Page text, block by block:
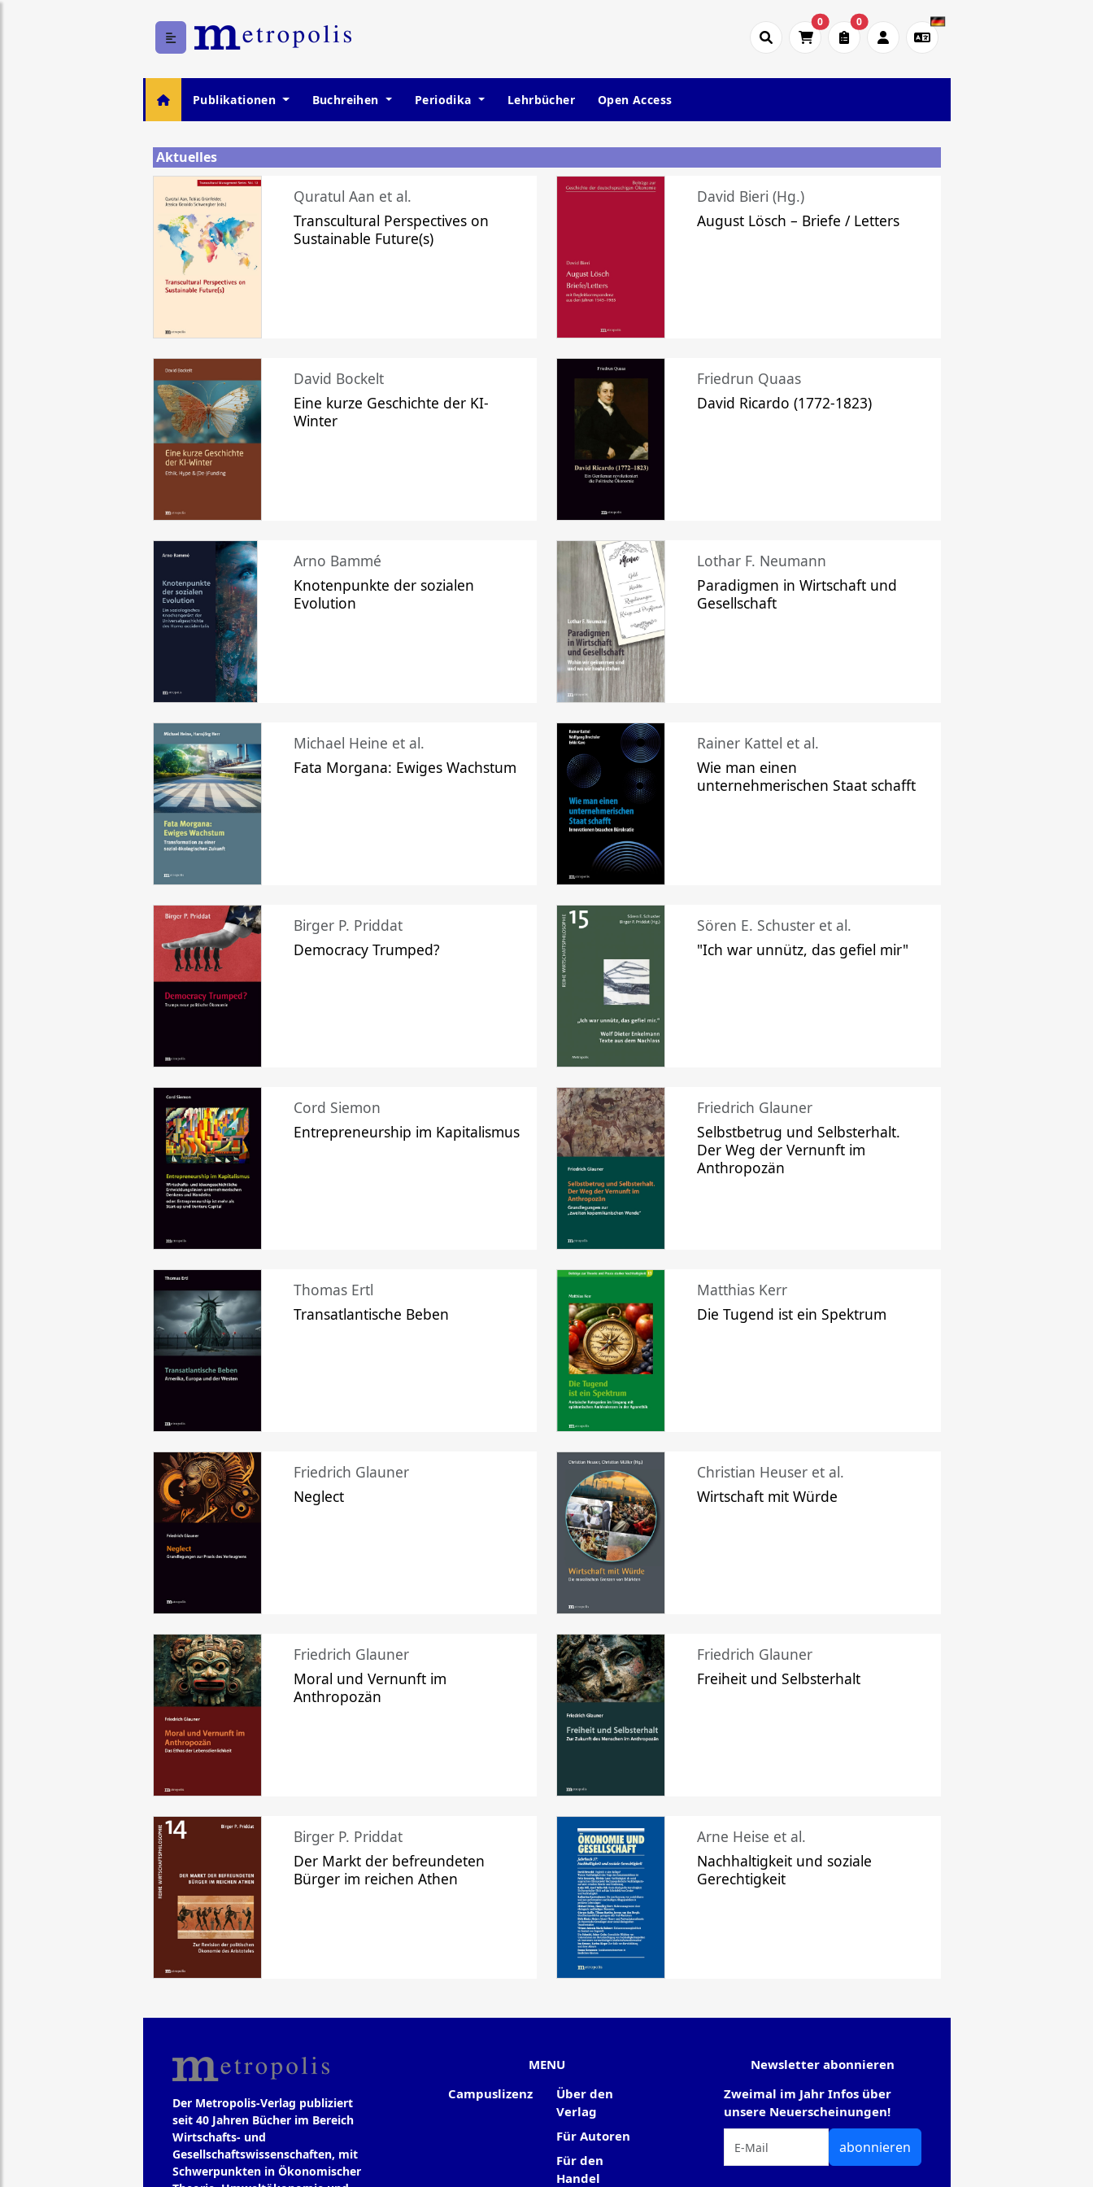
0 0
Publikationen Buchreihen Periodika Lehrbücher Open Access
Aktuelles
Quratul Aan et al.
Transcultural Perspectives on
Sustainable Future(s)
David Bieri (Hg.)
August Lösch – Briefe / Letters
David Bockelt
Eine kurze Geschichte der KI-
Winter
Friedrun Quaas
David Ricardo (1772-1823)
Arno Bammé
Knotenpunkte der sozialen
Evolution
Lothar F. Neumann
Paradigmen in Wirtschaft und
Gesellschaft
Michael Heine et al.
Fata Morgana: Ewiges Wachstum
Rainer Kattel et al.
Wie man einen
unternehmerischen Staat schafft
Birger P. Priddat
Democracy Trumped?
Sören E. Schuster et al.
"Ich war unnütz, das gefiel mir"
Cord Siemon
Entrepreneurship im Kapitalismus
Friedrich Glauner
Selbstbetrug und Selbsterhalt.
Der Weg der Vernunft im
Anthropozän
Thomas Ertl
Transatlantische Beben
Matthias Kerr
Die Tugend ist ein Spektrum
Friedrich Glauner
Neglect
Christian Heuser et al.
Wirtschaft mit Würde
Friedrich Glauner
Moral und Vernunft im
Anthropozän
Friedrich Glauner
Freiheit und Selbsterhalt
Birger P. Priddat
Der Markt der befreundeten
Bürger im reichen Athen
Arne Heise et al.
Nachhaltigkeit und soziale
Gerechtigkeit
Der Metropolis-Verlag publiziert
seit 40 Jahren Bücher im Bereich
Wirtschafts- und
Gesellschaftswissenschaften, mit
Schwerpunkten in Ökonomischer
MENU
Campuslizenz
Über den
Verlag
Für Autoren
Für den
Handel
Newsletter abonnieren
Zweimal im Jahr Infos über
unsere Neuerscheinungen!
abonnieren